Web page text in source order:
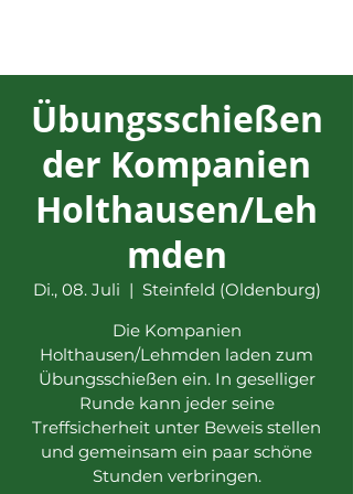
Übungsschießen
der Kompanien
Holthausen/Leh
mden
Di., 08. Juli
  |
Steinfeld (Oldenburg)
Die Kompanien
Holthausen/Lehmden laden zum
Übungsschießen ein. In geselliger
Runde kann jeder seine
Treffsicherheit unter Beweis stellen
und gemeinsam ein paar schöne
Stunden verbringen.